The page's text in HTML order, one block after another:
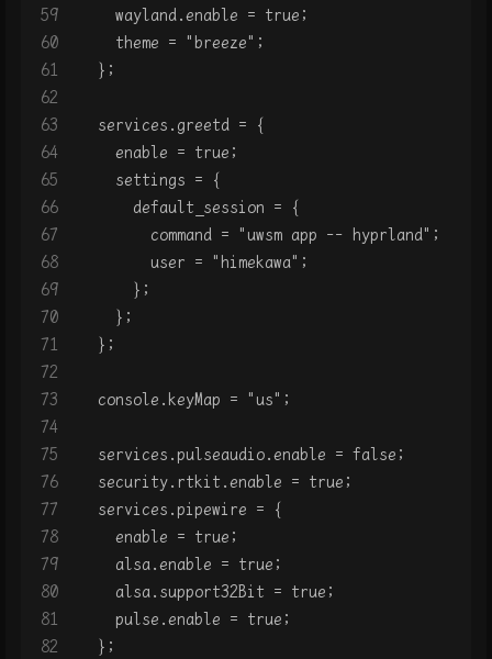
59
60
61
62
63
64
65
66
67
68
69
70
71
72
73
74
75
76
77
78
79
80
81
82
    wayland.enable = true;
    theme = "breeze";
  };
  services.greetd = {
    enable = true;
    settings = {
      default_session = {
        command = "uwsm app -- hyprland";
        user = "himekawa";
      };
    };
  };
  console.keyMap = "us";
  services.pulseaudio.enable = false;
  security.rtkit.enable = true;
  services.pipewire = {
    enable = true;
    alsa.enable = true;
    alsa.support32Bit = true;
    pulse.enable = true;
  };